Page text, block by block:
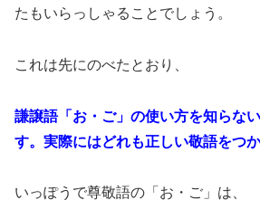
たもいらっしゃることでしょう。
これは先にのべたとおり、
謙譲語「お・ご」の使い方を知らな
す。実際にはどれも正しい敬語をつか
いっぽうで尊敬語の「お・ご」は、